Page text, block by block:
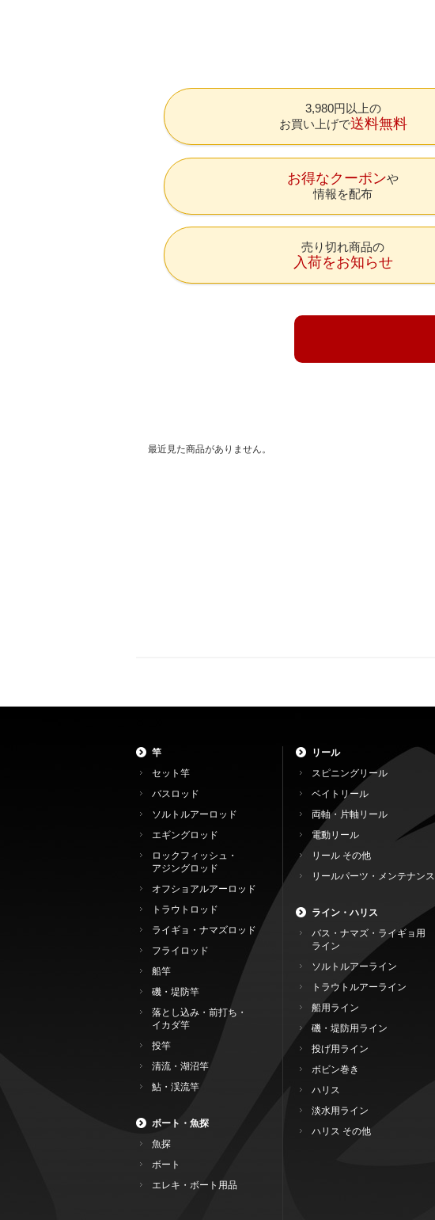
3,980円以上の
お買い上げで送料無料
お得なクーポン
情報を配布
売り切れ商品の
入荷をお知らせ
最近見た商品がありません。
竿
セット竿
バスロッド
ソルトルアーロッド
エギングロッド
ロックフィッシュ・
アジングロッド
オフショアルアーロッド
トラウトロッド
ライギョ・ナマズロッド
フライロッド
船竿
磯・堤防竿
落とし込み・前打ち・
イカダ竿
投竿
清流・湖沼竿
鮎・渓流竿
ボート・魚探
魚探
ボート
エレキ・ボート用品
リール
スピニングリール
ベイトリール
両軸・片軸リール
電動リール
リール その他
リールパーツ・メンテナンス
ライン・ハリス
バス・ナマズ・ライギョ用
ライン
ソルトルアーライン
トラウトルアーライン
船用ライン
磯・堤防用ライン
投げ用ライン
ボビン巻き
ハリス
淡水用ライン
ハリス その他